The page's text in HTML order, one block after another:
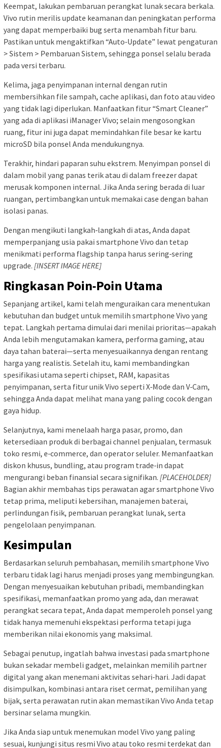
Keempat, lakukan pembaruan perangkat lunak secara berkala.
Vivo rutin merilis update keamanan dan peningkatan performa
yang dapat memperbaiki bug serta menambah fitur baru.
Pastikan untuk mengaktifkan “Auto‑Update” lewat pengaturan
> Sistem > Pembaruan Sistem, sehingga ponsel selalu berada
pada versi terbaru.
Kelima, jaga penyimpanan internal dengan rutin
membersihkan file sampah, cache aplikasi, dan foto atau video
yang tidak lagi diperlukan. Manfaatkan fitur “Smart Cleaner”
yang ada di aplikasi iManager Vivo; selain mengosongkan
ruang, fitur ini juga dapat memindahkan file besar ke kartu
microSD bila ponsel Anda mendukungnya.
Terakhir, hindari paparan suhu ekstrem. Menyimpan ponsel di
dalam mobil yang panas terik atau di dalam freezer dapat
merusak komponen internal. Jika Anda sering berada di luar
ruangan, pertimbangkan untuk memakai case dengan bahan
isolasi panas.
Dengan mengikuti langkah‑langkah di atas, Anda dapat
memperpanjang usia pakai smartphone Vivo dan tetap
menikmati performa flagship tanpa harus sering‑sering
upgrade. [INSERT IMAGE HERE]
Ringkasan Poin-Poin Utama
Sepanjang artikel, kami telah menguraikan cara menentukan
kebutuhan dan budget untuk memilih smartphone Vivo yang
tepat. Langkah pertama dimulai dari menilai prioritas—apakah
Anda lebih mengutamakan kamera, performa gaming, atau
daya tahan baterai—serta menyesuaikannya dengan rentang
harga yang realistis. Setelah itu, kami membandingkan
spesifikasi utama seperti chipset, RAM, kapasitas
penyimpanan, serta fitur unik Vivo seperti X‑Mode dan V‑Cam,
sehingga Anda dapat melihat mana yang paling cocok dengan
gaya hidup.
Selanjutnya, kami menelaah harga pasar, promo, dan
ketersediaan produk di berbagai channel penjualan, termasuk
toko resmi, e‑commerce, dan operator seluler. Memanfaatkan
diskon khusus, bundling, atau program trade‑in dapat
mengurangi beban finansial secara signifikan. [PLACEHOLDER]
Bagian akhir membahas tips perawatan agar smartphone Vivo
tetap prima, meliputi kebersihan, manajemen baterai,
perlindungan fisik, pembaruan perangkat lunak, serta
pengelolaan penyimpanan.
Kesimpulan
Berdasarkan seluruh pembahasan, memilih smartphone Vivo
terbaru tidak lagi harus menjadi proses yang membingungkan.
Dengan menyesuaikan kebutuhan pribadi, membandingkan
spesifikasi, memanfaatkan promo yang ada, dan merawat
perangkat secara tepat, Anda dapat memperoleh ponsel yang
tidak hanya memenuhi ekspektasi performa tetapi juga
memberikan nilai ekonomis yang maksimal.
Sebagai penutup, ingatlah bahwa investasi pada smartphone
bukan sekadar membeli gadget, melainkan memilih partner
digital yang akan menemani aktivitas sehari‑hari. Jadi dapat
disimpulkan, kombinasi antara riset cermat, pemilihan yang
bijak, serta perawatan rutin akan memastikan Vivo Anda tetap
bersinar selama mungkin.
Jika Anda siap untuk menemukan model Vivo yang paling
sesuai, kunjungi situs resmi Vivo atau toko resmi terdekat dan